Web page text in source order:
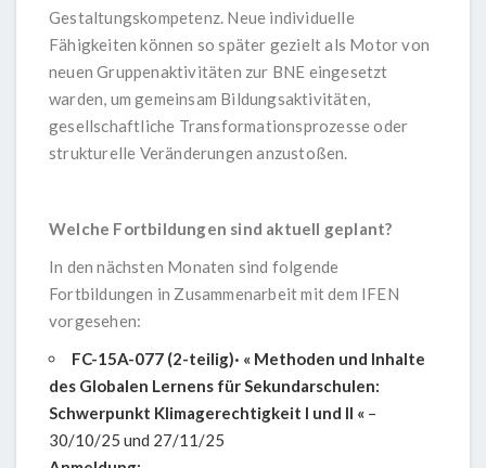
Gestaltungskompetenz. Neue individuelle
Fähigkeiten können so später gezielt als Motor von
neuen Gruppenaktivitäten zur BNE eingesetzt
warden, um gemeinsam Bildungsaktivitäten,
gesellschaftliche Transformationsprozesse oder
strukturelle Veränderungen anzustoßen.
Welche Fortbildungen sind aktuell geplant?
In den nächsten Monaten sind folgende
Fortbildungen in Zusammenarbeit mit dem IFEN
vorgesehen:
FC-15A-077 (2-teilig)· « Methoden und Inhalte
des Globalen Lernens für Sekundarschulen:
Schwerpunkt Klimagerechtigkeit I und II « –
30/10/25 und 27/11/25